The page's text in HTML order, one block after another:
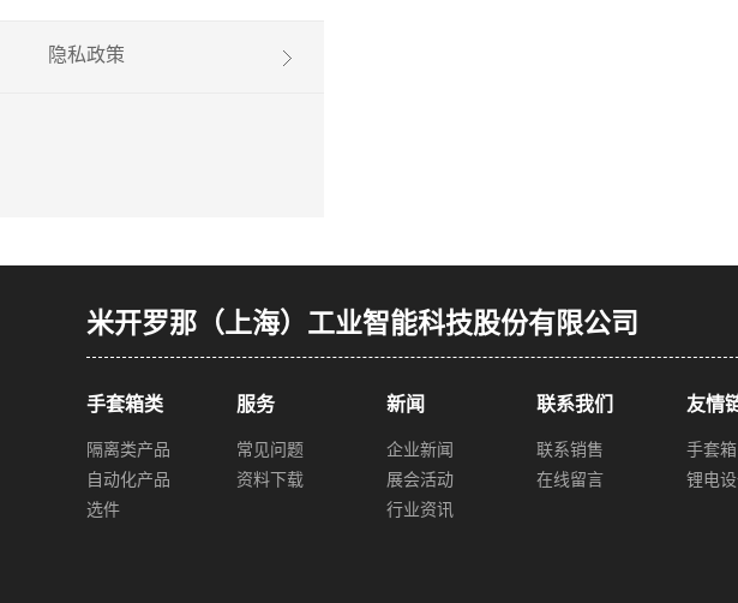
隐私政策
米开罗那（上海）工业智能科技股份有限公司
手套箱类
隔离类产品
自动化产品
选件
服务
常见问题
资料下载
新闻
企业新闻
展会活动
行业资讯
联系我们
联系销售
在线留言
友情
手套箱
锂电